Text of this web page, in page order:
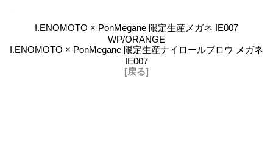
I.ENOMOTO × PonMegane 限定生産メガネ IE007
WP/ORANGE
I.ENOMOTO × PonMegane 限定生産ナイロールブロウ メガネ
IE007
[戻る]